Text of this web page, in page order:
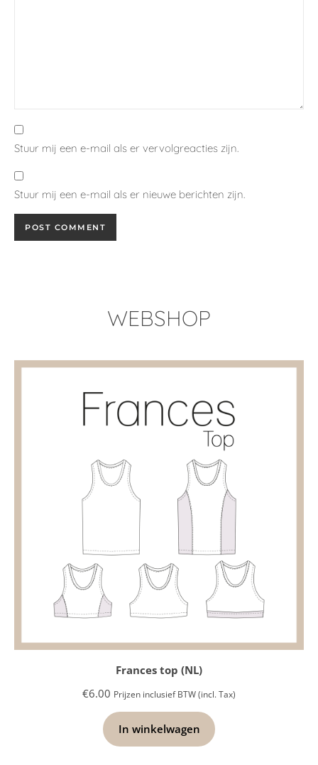
Stuur mij een e-mail als er vervolgreacties zijn.
Stuur mij een e-mail als er nieuwe berichten zijn.
WEBSHOP
Frances top (NL)
€6.00 Prijzen inclusief BTW (incl. Tax)
In winkelwagen